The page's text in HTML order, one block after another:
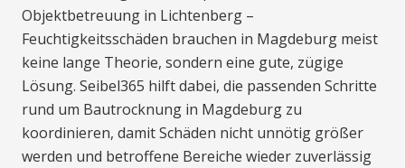
Objektbetreuung in Lichtenberg –
Feuchtigkeitsschäden brauchen in Magdeburg meist
keine lange Theorie, sondern eine gute, zügige
Lösung. Seibel365 hilft dabei, die passenden Schritte
rund um Bautrocknung in Magdeburg zu
koordinieren, damit Schäden nicht unnötig größer
werden und betroffene Bereiche wieder zuverlässig